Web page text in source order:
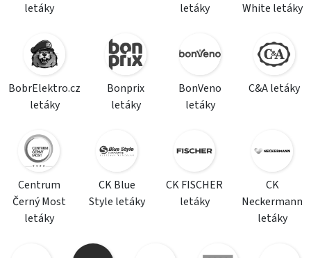
letáky
letáky
White letáky
BobrElektro.cz
letáky
Bonprix
letáky
BonVeno
letáky
C&A letáky
Centrum
Černý Most
letáky
CK Blue
Style letáky
CK FISCHER
letáky
CK
Neckermann
letáky